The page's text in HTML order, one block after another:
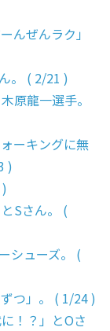
んぜんラク」
。 ( 2/21 )
原龍一選手。
ーキングに無
)
Sさん。 (
シューズ。 (
つ」。 ( 1/24 )
！？」とOさ